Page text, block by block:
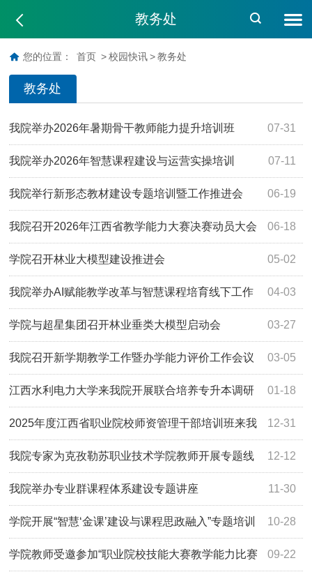
教务处
您的位置： 首页 > 校园快讯 > 教务处
教务处
07-31
我院举办2026年暑期骨干教师能力提升培训班
07-11
我院举办2026年智慧课程建设与运营实操培训
06-19
我院举行新形态教材建设专题培训暨工作推进会
06-18
我院召开2026年江西省教学能力大赛决赛动员大会
05-02
学院召开林业大模型建设推进会
04-03
我院举办AI赋能教学改革与智慧课程培育线下工作
坊培训 03-27
学院与超星集团召开林业垂类大模型启动会
03-05
我院召开新学期教学工作暨办学能力评价工作会议
01-18
江西水利电力大学来我院开展联合培养专升本调研
交流 12-31
2025年度江西省职业院校师资管理干部培训班来我
院学习交流 12-12
我院专家为克孜勒苏职业技术学院教师开展专题线
上讲座 11-30
我院举办专业群课程体系建设专题讲座
10-28
学院开展“智慧‘金课’建设与课程思政融入”专题培训
活动 09-22
学院教师受邀参加“职业院校技能大赛教学能力比赛